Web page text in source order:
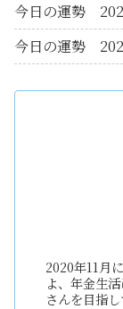
今日の運勢
今日の運勢
2020年11月
よ、年金生
さんを目指し